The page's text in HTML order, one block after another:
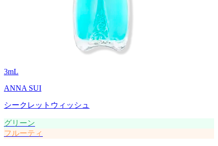
3mL
ANNA SUI
シークレットウィッシュ
グリーン
フルーティ